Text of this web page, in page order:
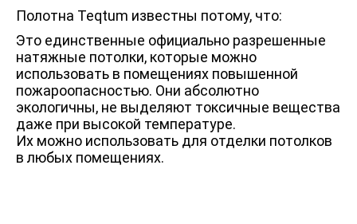
Полотна Teqtum известны потому, что:
Это единственные официально разрешенные
натяжные потолки, которые можно
использовать в помещениях повышенной
пожароопасностью. Они абсолютно
экологичны, не выделяют токсичные вещества
даже при высокой температуре.
Их можно использовать для отделки потолков
в любых помещениях.